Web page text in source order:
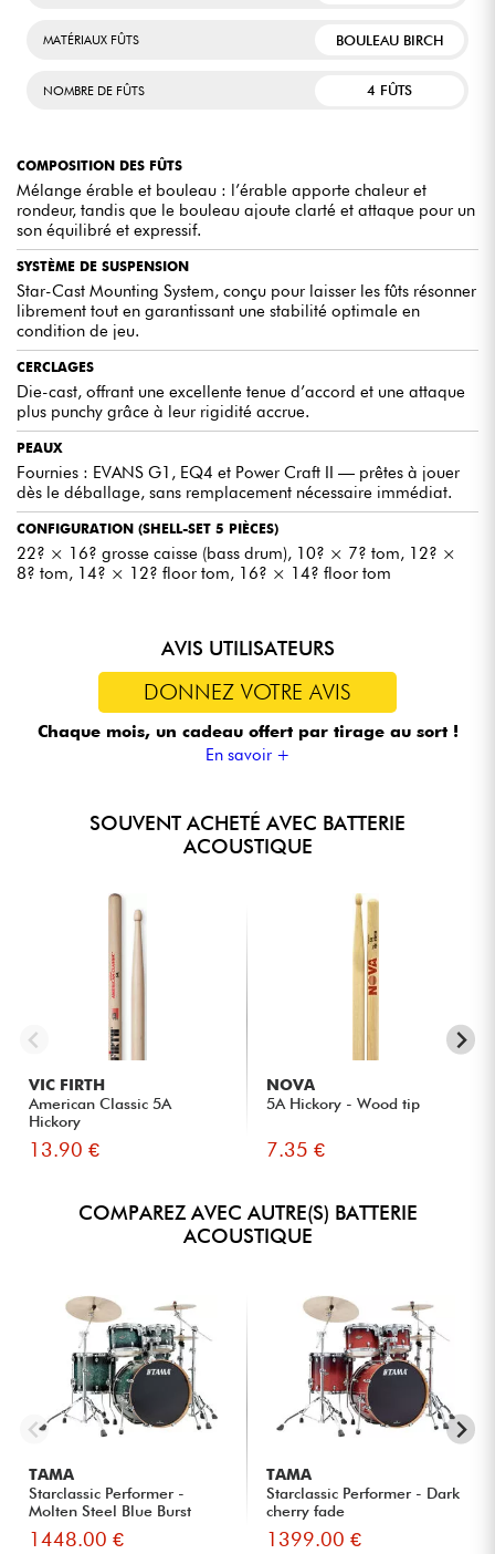
MATÉRIAUX FÛTS BOULEAU BIRCH
NOMBRE DE FÛTS 4 FÛTS
COMPOSITION DES FÛTS
Mélange érable et bouleau : l’érable apporte chaleur et
rondeur, tandis que le bouleau ajoute clarté et attaque pour un
son équilibré et expressif.
SYSTÈME DE SUSPENSION
Star-Cast Mounting System, conçu pour laisser les fûts résonner
librement tout en garantissant une stabilité optimale en
condition de jeu.
CERCLAGES
Die-cast, offrant une excellente tenue d’accord et une attaque
plus punchy grâce à leur rigidité accrue.
PEAUX
Fournies : EVANS G1, EQ4 et Power Craft II — prêtes à jouer
dès le déballage, sans remplacement nécessaire immédiat.
CONFIGURATION (SHELL-SET 5 PIÈCES)
22? × 16? grosse caisse (bass drum), 10? × 7? tom, 12? ×
8? tom, 14? × 12? floor tom, 16? × 14? floor tom
AVIS UTILISATEURS
DONNEZ VOTRE AVIS
Chaque mois, un cadeau offert par tirage au sort !
En savoir +
SOUVENT ACHETÉ AVEC BATTERIE
ACOUSTIQUE
VIC FIRTH
American Classic 5A
Hickory
13.90 €
NOVA
5A Hickory - Wood tip
7.35 €
COMPAREZ AVEC AUTRE(S) BATTERIE
ACOUSTIQUE
TAMA
Starclassic Performer -
Molten Steel Blue Burst
1448.00 €
TAMA
Starclassic Performer - Dark
cherry fade
1399.00 €